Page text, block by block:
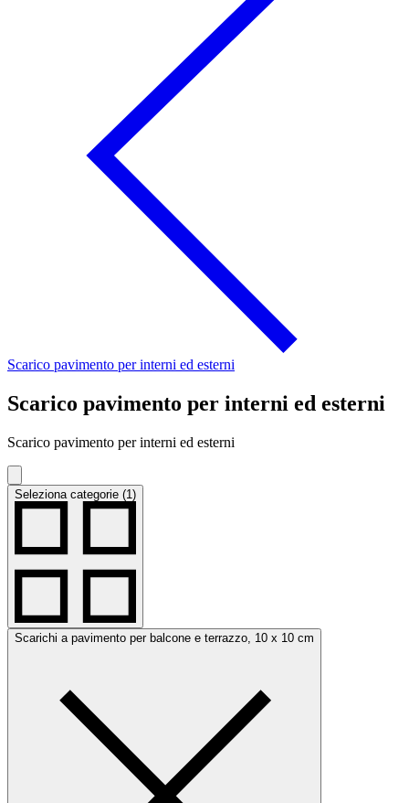
Scarico pavimento per interni ed esterni
Scarico pavimento per interni ed esterni
Scarico pavimento per interni ed esterni
Seleziona categorie (1)
Scarichi a pavimento per balcone e terrazzo, 10 x 10 cm